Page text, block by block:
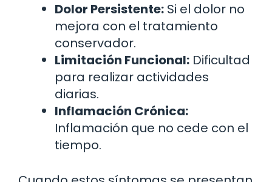
Dolor Persistente: Si el dolor no
mejora con el tratamiento
conservador.
Limitación Funcional: Dificultad
para realizar actividades
diarias.
Inflamación Crónica:
Inflamación que no cede con el
tiempo.